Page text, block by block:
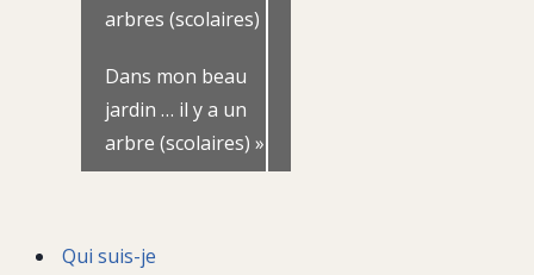
arbres (scolaires)
Dans mon beau
jardin … il y a un
arbre (scolaires) »
Qui suis-je